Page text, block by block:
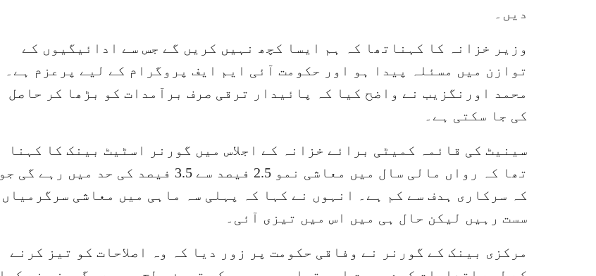
دیں۔
وزیر خزانہ کا کہناتھا کہ ہم ایسا کچھ نہیں کریں گے جس سے ادائیگیوں کے
توازن میں مسئلہ پیدا ہو اور حکومت آئی ایم ایف پروگرام کے لیے پرعزم ہے۔
محمد اورنگزیب نے واضح کیا کہ پائیدار ترقی صرف برآمدات کو بڑھا کر حاصل
کی جا سکتی ہے۔
سینیٹ کی قائمہ کمیٹی برائے خزانہ کے اجلاس میں گورنر اسٹیٹ بینک کا کہنا
تھا کہ رواں مالی سال میں معاشی نمو 2.5 فیصد سے 3.5 فیصد کی حد میں رہے گی جو
کہ سرکاری ہدف سے کم ہے۔ انہوں نے کہا کہ پہلی سہ ماہی میں معاشی سرگرمیاں
سست رہیں لیکن حال ہی میں اس میں تیزی آئی۔
مرکزی بینک کے گورنر نے وفاقی حکومت پر زور دیا کہ وہ اصلاحات کو تیز کرنے